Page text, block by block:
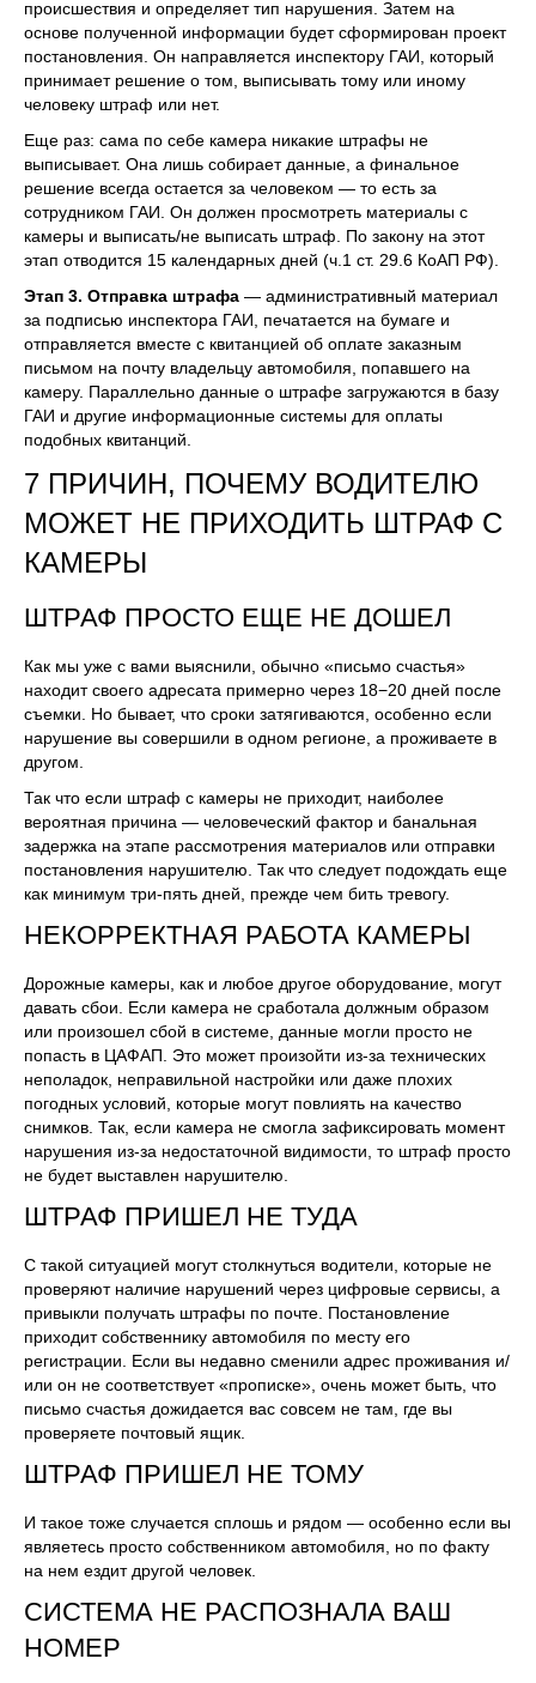
происшествия и определяет тип нарушения. Затем на
основе полученной информации будет сформирован проект
постановления. Он направляется инспектору ГАИ, который
принимает решение о том, выписывать тому или иному
человеку штраф или нет.
Еще раз: сама по себе камера никакие штрафы не
выписывает. Она лишь собирает данные, а финальное
решение всегда остается за человеком — то есть за
сотрудником ГАИ. Он должен просмотреть материалы с
камеры и выписать/не выписать штраф. По закону на этот
этап отводится 15 календарных дней (ч.1 ст. 29.6 КоАП РФ).
Этап 3. Отправка штрафа — административный материал
за подписью инспектора ГАИ, печатается на бумаге и
отправляется вместе с квитанцией об оплате заказным
письмом на почту владельцу автомобиля, попавшего на
камеру. Параллельно данные о штрафе загружаются в базу
ГАИ и другие информационные системы для оплаты
подобных квитанций.
7 ПРИЧИН, ПОЧЕМУ ВОДИТЕЛЮ
МОЖЕТ НЕ ПРИХОДИТЬ ШТРАФ С
КАМЕРЫ
ШТРАФ ПРОСТО ЕЩЕ НЕ ДОШЕЛ
Как мы уже с вами выяснили, обычно «письмо счастья»
находит своего адресата примерно через 18−20 дней после
съемки. Но бывает, что сроки затягиваются, особенно если
нарушение вы совершили в одном регионе, а проживаете в
другом.
Так что если штраф с камеры не приходит, наиболее
вероятная причина — человеческий фактор и банальная
задержка на этапе рассмотрения материалов или отправки
постановления нарушителю. Так что следует подождать еще
как минимум три-пять дней, прежде чем бить тревогу.
НЕКОРРЕКТНАЯ РАБОТА КАМЕРЫ
Дорожные камеры, как и любое другое оборудование, могут
давать сбои. Если камера не сработала должным образом
или произошел сбой в системе, данные могли просто не
попасть в ЦАФАП. Это может произойти из-за технических
неполадок, неправильной настройки или даже плохих
погодных условий, которые могут повлиять на качество
снимков. Так, если камера не смогла зафиксировать момент
нарушения из-за недостаточной видимости, то штраф просто
не будет выставлен нарушителю.
ШТРАФ ПРИШЕЛ НЕ ТУДА
С такой ситуацией могут столкнуться водители, которые не
проверяют наличие нарушений через цифровые сервисы, а
привыкли получать штрафы по почте. Постановление
приходит собственнику автомобиля по месту его
регистрации. Если вы недавно сменили адрес проживания и/
или он не соответствует «прописке», очень может быть, что
письмо счастья дожидается вас совсем не там, где вы
проверяете почтовый ящик.
ШТРАФ ПРИШЕЛ НЕ ТОМУ
И такое тоже случается сплошь и рядом — особенно если вы
являетесь просто собственником автомобиля, но по факту
на нем ездит другой человек.
СИСТЕМА НЕ РАСПОЗНАЛА ВАШ
НОМЕР